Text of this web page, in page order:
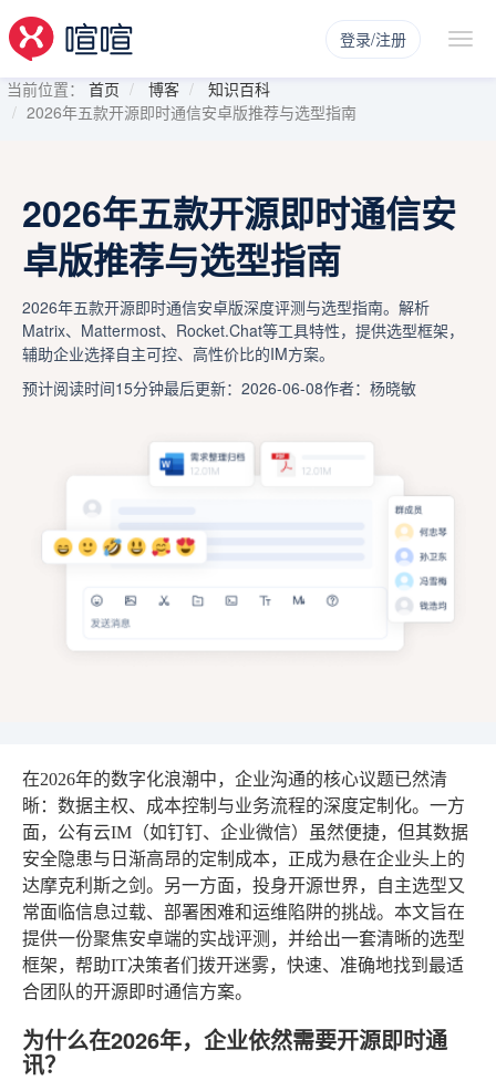
登录/注册
当前位置： 首页 博客
知识百科
2026年五款开源即时通信安卓版推荐与选型指南
2026年五款开源即时通信安
卓版推荐与选型指南
2026年五款开源即时通信安卓版深度评测与选型指南。解析
Matrix、Mattermost、Rocket.Chat等工具特性，提供选型框架，
辅助企业选择自主可控、高性价比的IM方案。
预计阅读时间15分钟最后更新：2026-06-08作者：杨晓敏
在2026年的数字化浪潮中，企业沟通的核心议题已然清
晰：数据主权、成本控制与业务流程的深度定制化。一方
面，公有云IM（如钉钉、企业微信）虽然便捷，但其数据
安全隐患与日渐高昂的定制成本，正成为悬在企业头上的
达摩克利斯之剑。另一方面，投身开源世界，自主选型又
常面临信息过载、部署困难和运维陷阱的挑战。本文旨在
提供一份聚焦安卓端的实战评测，并给出一套清晰的选型
框架，帮助IT决策者们拨开迷雾，快速、准确地找到最适
合团队的开源即时通信方案。
为什么在2026年，企业依然需要开源即时通
讯？